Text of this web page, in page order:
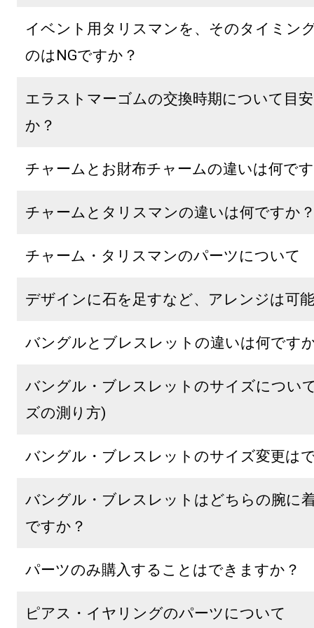
イベント用タリスマンを、そのタイミン
のはNGですか？
エラストマーゴムの交換時期について目
か？
チャームとお財布チャームの違いは何で
チャームとタリスマンの違いは何ですか
チャーム・タリスマンのパーツについて
デザインに石を足すなど、アレンジは可
バングルとブレスレットの違いは何です
バングル・ブレスレットのサイズについ
ズの測り方)
バングル・ブレスレットのサイズ変更は
バングル・ブレスレットはどちらの腕に
ですか？
パーツのみ購入することはできますか？
ピアス・イヤリングのパーツについて